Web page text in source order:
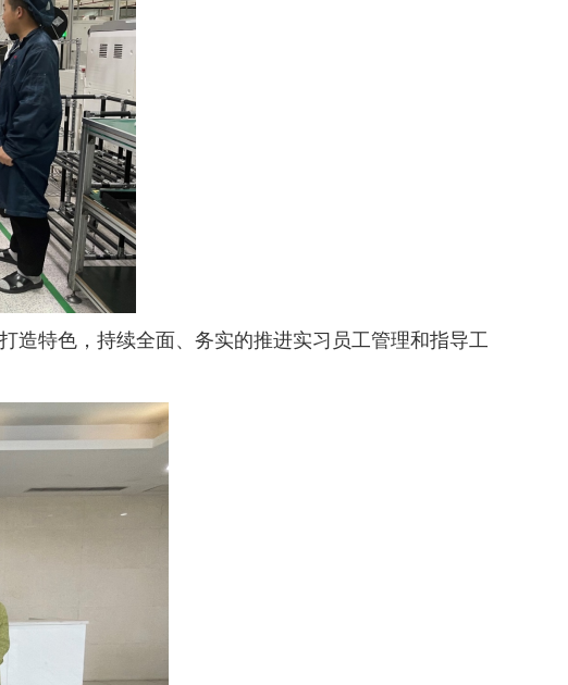
造特色，持续全面、务实的推进实习员工管理和指导工